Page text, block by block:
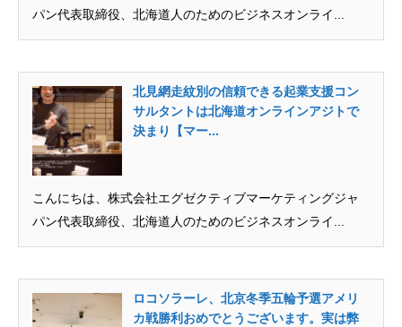
パン代表取締役、北海道人のためのビジネスオンライ...
北見網走紋別の信頼できる起業支援コン
サルタントは北海道オンラインアジトで
決まり【マー...
こんにちは、株式会社エグゼクティブマーケティングジャ
パン代表取締役、北海道人のためのビジネスオンライ...
ロコソラーレ、北京冬季五輪予選アメリ
カ戦勝利おめでとうございます。実は弊